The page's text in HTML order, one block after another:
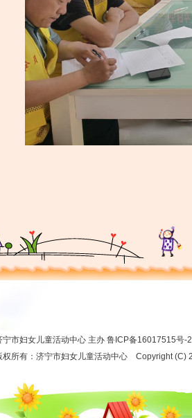
宁市妇女儿童活动中心 主办 鲁ICP备16017515号-2
权所有：济宁市妇女儿童活动中心 Copyright (C)